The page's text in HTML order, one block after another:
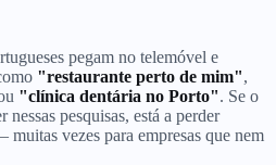
pegam no telemóvel e
"restaurante perto de mim",
"clínica dentária no Porto". Se o
pesquisas, está a perder
vezes para empresas que nem